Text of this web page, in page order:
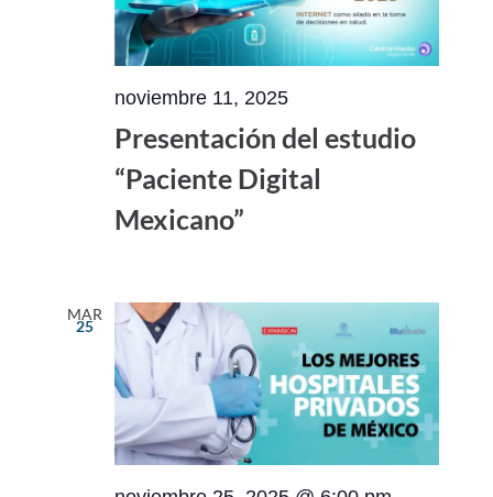
noviembre 11, 2025
Presentación del estudio
“Paciente Digital
Mexicano”
MAR
25